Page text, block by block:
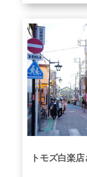
トモズ白楽